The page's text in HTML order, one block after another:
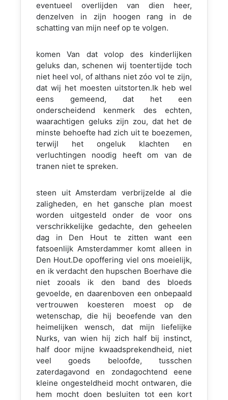
eventueel overlijden van dien heer,
denzelven in zijn hoogen rang in de
schatting van mijn neef op te volgen.
komen Van dat volop des kinderlijken
geluks dan, schenen wij toentertijde toch
niet heel vol, of althans niet zóo vol te zijn,
dat wij het moesten uitstorten.Ik heb wel
eens gemeend, dat het een
onderscheidend kenmerk des echten,
waarachtigen geluks zijn zou, dat het de
minste behoefte had zich uit te boezemen,
terwijl het ongeluk klachten en
verluchtingen noodig heeft om van de
tranen niet te spreken.
steen uit Amsterdam verbrijzelde al die
zaligheden, en het gansche plan moest
worden uitgesteld onder de voor ons
verschrikkelijke gedachte, den geheelen
dag in Den Hout te zitten want een
fatsoenlijk Amsterdammer komt alleen in
Den Hout.De opoffering viel ons moeielijk,
en ik verdacht den hupschen Boerhave die
niet zooals ik den band des bloeds
gevoelde, en daarenboven een onbepaald
vertrouwen koesteren moest op de
wetenschap, die hij beoefende van den
heimelijken wensch, dat mijn liefelijke
Nurks, van wien hij zich half bij instinct,
half door mijne kwaadsprekendheid, niet
veel goeds beloofde, tusschen
zaterdagavond en zondagochtend eene
kleine ongesteldheid mocht ontwaren, die
hem mocht doen besluiten tot een kort